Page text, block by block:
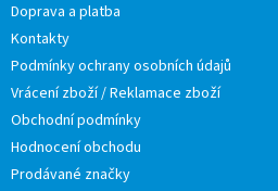
Doprava a platba
Kontakty
Podmínky ochrany osobních údajů
Vrácení zboží / Reklamace zboží
Obchodní podmínky
Hodnocení obchodu
Prodávané značky